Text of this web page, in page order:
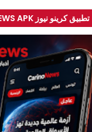
تطبيق كرينو نيوز CARINONEWS APK